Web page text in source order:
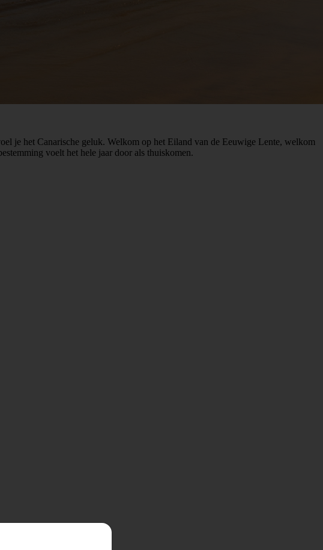
je het Canarische geluk. Welkom op het Eiland van de Eeuwige Lente, welkom
voelt het hele jaar door als thuiskomen.